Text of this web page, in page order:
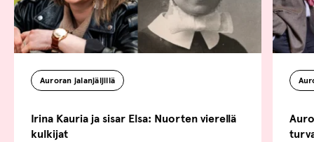
Auroran jalanjäljillä
Irina Kauria ja sisar Elsa: Nuorten vierellä
kulkijat